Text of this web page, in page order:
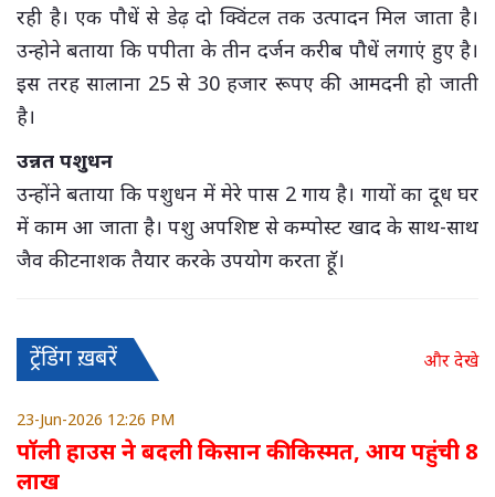
रही है। एक पौधें से डेढ़ दो क्विंटल तक उत्पादन मिल जाता है।
उन्होने बताया कि पपीता के तीन दर्जन करीब पौधें लगाएं हुए है।
इस तरह सालाना 25 से 30 हजार रूपए की आमदनी हो जाती
है।
उन्नत पशुधन
उन्होंने बताया कि पशुधन में मेरे पास 2 गाय है। गायों का दूध घर
में काम आ जाता है। पशु अपशिष्ट से कम्पोस्ट खाद के साथ-साथ
जैव कीटनाशक तैयार करके उपयोग करता हॅू।
ट्रेंडिंग ख़बरें और देखे
23-Jun-2026 12:26 PM
पॉली हाउस ने बदली किसान की किस्मत, आय पहुंची 8
लाख